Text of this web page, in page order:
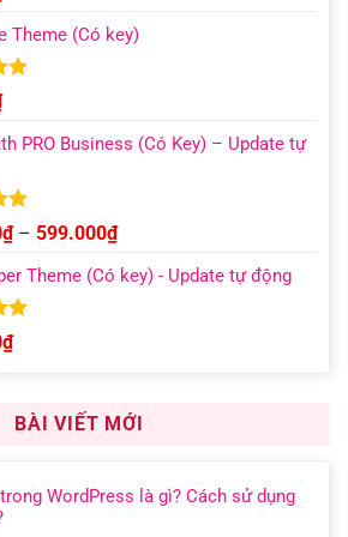
Theme (Có key)
PRO Business (Có Key) – Update tự
₫ – 599.000₫Khoảng
từ
Theme (Có key) - Update tự động
₫
BÀI VIẾT MỚI
WordPress là gì? Cách sử dụng